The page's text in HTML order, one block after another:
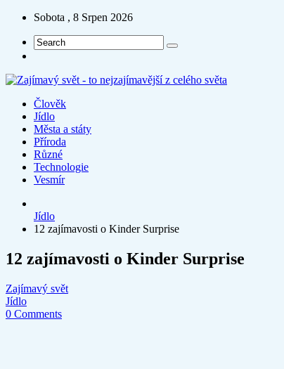
Sobota , 8 Srpen 2026
Člověk
Jídlo
Města a státy
Příroda
Různé
Technologie
Vesmír
Jídlo
12 zajímavosti o Kinder Surprise
12 zajímavosti o Kinder Surprise
Zajímavý svět
Jídlo
0 Comments